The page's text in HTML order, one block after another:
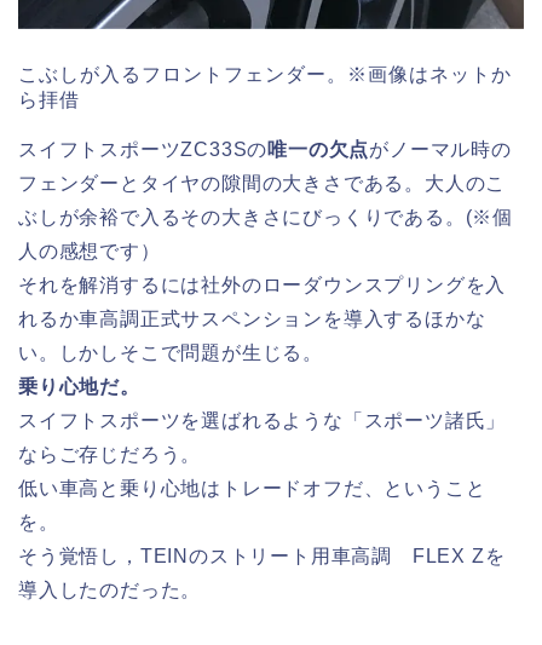
こぶしが入るフロントフェンダー。※画像はネットか
ら拝借
スイフトスポーツZC33Sの唯一の欠点がノーマル時の
フェンダーとタイヤの隙間の大きさである。大人のこ
ぶしが余裕で入るその大きさにびっくりである。(※個
人の感想です）
それを解消するには社外のローダウンスプリングを入
れるか車高調正式サスペンションを導入するほかな
い。しかしそこで問題が生じる。
乗り心地だ。
スイフトスポーツを選ばれるような「スポーツ諸氏」
ならご存じだろう。
低い車高と乗り心地はトレードオフだ、ということ
を。
そう覚悟し，TEINのストリート用車高調 FLEX Zを
導入したのだった。